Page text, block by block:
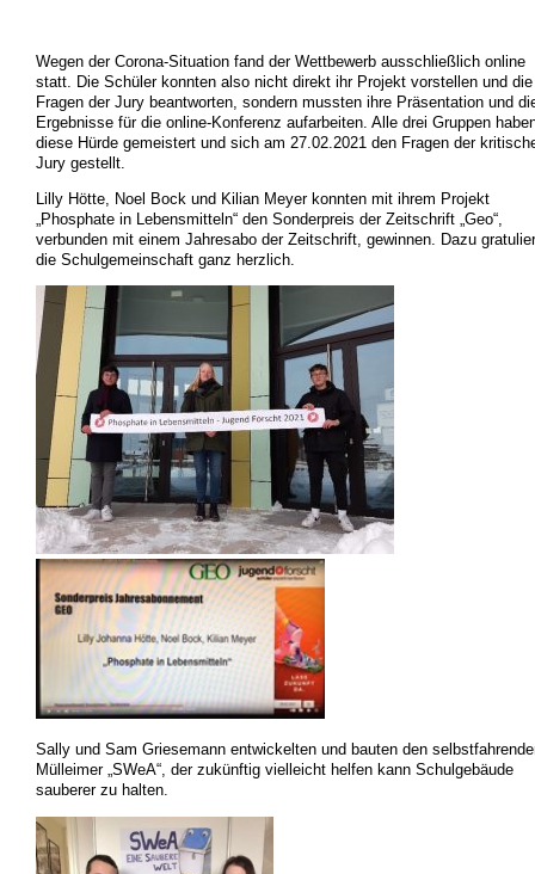
Wegen der Corona-Situation fand der Wettbewerb ausschließlich online
statt. Die Schüler konnten also nicht direkt ihr Projekt vorstellen und die
Fragen der Jury beantworten, sondern mussten ihre Präsentation und
Ergebnisse für die online-Konferenz aufarbeiten. Alle drei Gruppen
diese Hürde gemeistert und sich am 27.02.2021 den Fragen der
Jury gestellt.
Lilly Hötte, Noel Bock und Kilian Meyer konnten mit ihrem Projekt
„Phosphate in Lebensmitteln“ den Sonderpreis der Zeitschrift „Geo“,
verbunden mit einem Jahresabo der Zeitschrift, gewinnen. Dazu
die Schulgemeinschaft ganz herzlich.
Sally und Sam Griesemann entwickelten und bauten den
Mülleimer „SWeA“, der zukünftig vielleicht helfen kann Schulgebäude
sauberer zu halten.